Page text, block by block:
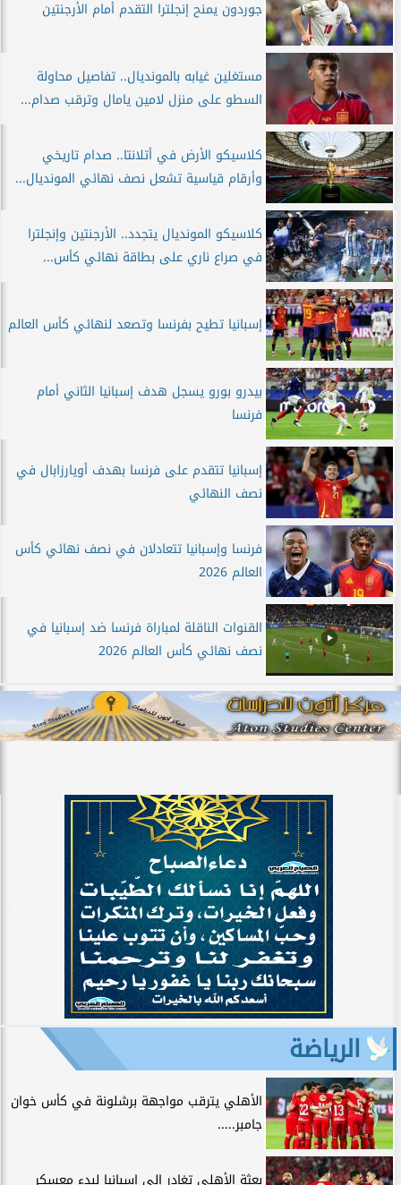
جوردون يمنح إنجلترا التقدم أمام الأرجنتين
مستغلين غيابه بالمونديال.. تفاصيل محاولة
السطو على منزل لامين يامال وترقب صدام...
كلاسيكو الأرض في أتلانتا.. صدام تاريخي
وأرقام قياسية تشعل نصف نهائي المونديال...
كلاسيكو المونديال يتجدد.. الأرجنتين وإنجلترا
في صراع ناري على بطاقة نهائي كأس...
إسبانيا تطيح بفرنسا وتصعد لنهائي كأس العالم
بيدرو بورو يسجل هدف إسبانيا الثاني أمام
فرنسا
إسبانيا تتقدم على فرنسا بهدف أويارزابال في
نصف النهائي
فرنسا وإسبانيا تتعادلان في نصف نهائي كأس
العالم 2026
القنوات الناقلة لمباراة فرنسا ضد إسبانيا في
نصف نهائي كأس العالم 2026
الرياضة
الأهلي يترقب مواجهة برشلونة في كأس خوان
جامبر.....
بعثة الأهلي تغادر إلى إسبانيا لبدء معسكر